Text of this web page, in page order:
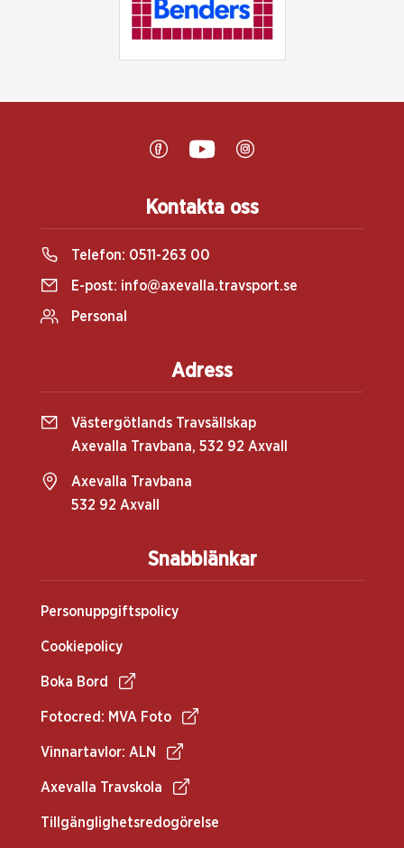
Snabblänkar
Personuppgiftspolicy
Cookiepolicy
Boka Bord
Fotocred: MVA Foto
Vinnartavlor: ALN
Axevalla Travskola
Tillgänglighetsredogörelse
Kontakta oss
Telefon: 0511-263 00
E-post: info@axevalla.travsport.se
Personal
Adress
Västergötlands Travsällskap
Axevalla Travbana, 532 92 Axvall
Axevalla Travbana
532 92 Axvall